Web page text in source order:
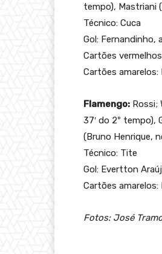
tempo), Mastriani
Técnico: Cuca
Gol: Fernandinho,
Cartões
Cartões
Flamengo: Rossi;
37′ do 2º tempo),
(Bruno Henrique,
Técnico: Tite
Gol: Evertton
Cartões
Fotos: José